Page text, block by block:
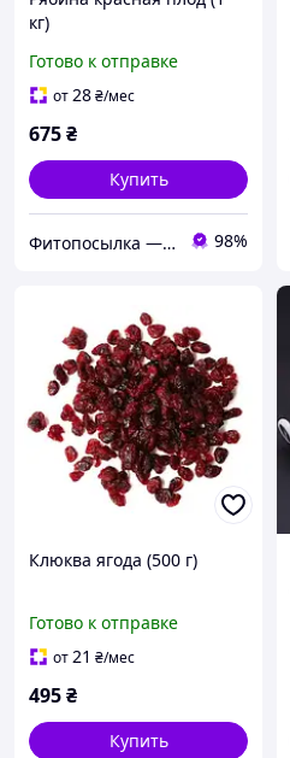
кг)
Готово к отправке
от28₴/мес
675₴
Купить
Фитопосылка — магазин растительного сырья и натуральной продукции. В каталоге более 200 позиций 98%
Клюква ягода (500 г)
Готово к отправке
от21 ₴/мес
495₴
Купить